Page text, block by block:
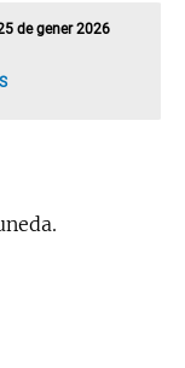
de gener 2026